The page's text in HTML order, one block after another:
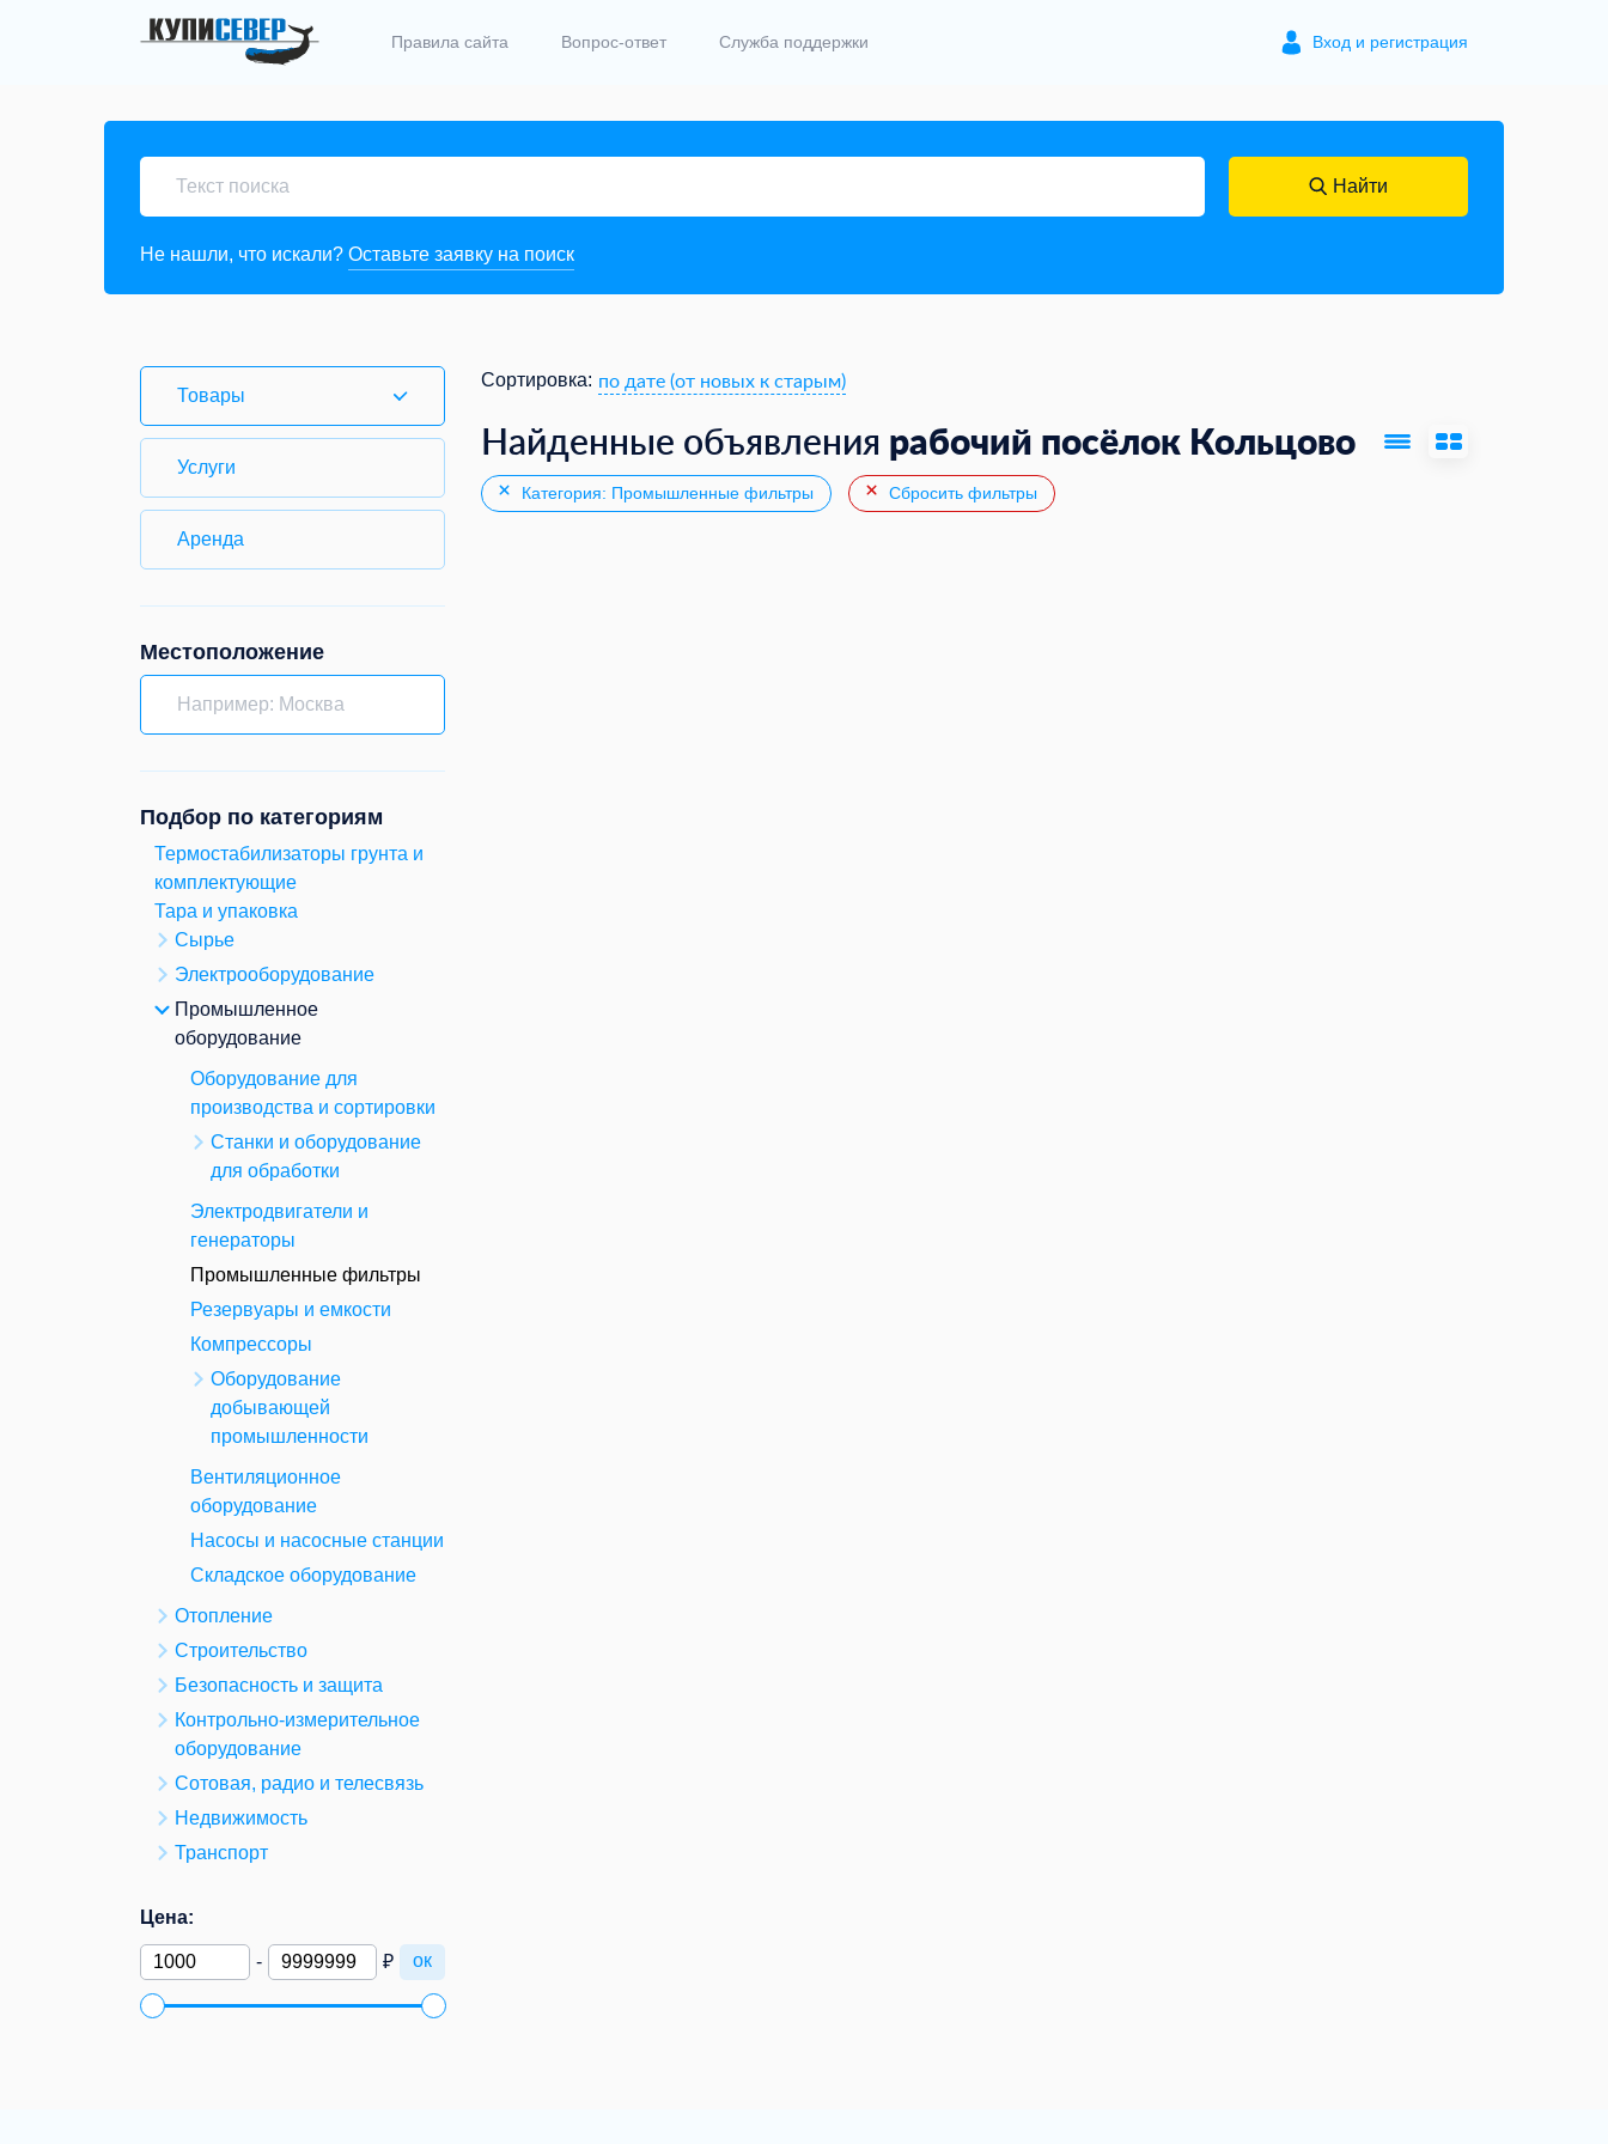
Правила сайта Вопрос-ответ Служба поддержки Вход и регистрация
Найти
Не нашли, что искали? Оставьте заявку на поиск
Товары
Услуги
Аренда
Местоположение
Подбор по категориям
Термостабилизаторы грунта и
комплектующие
Тара и упаковка
Сырье
Электрооборудование
Промышленное
оборудование
Оборудование для
производства и сортировки
Станки и оборудование
для обработки
Электродвигатели и
генераторы
Промышленные фильтры
Резервуары и емкости
Компрессоры
Оборудование
добывающей
промышленности
Вентиляционное
оборудование
Насосы и насосные станции
Складское оборудование
Отопление
Строительство
Безопасность и защита
Контрольно-измерительное
оборудование
Сотовая, радио и телесвязь
Недвижимость
Транспорт
Цена:
- ₽ ок
Сортировка: по дате (от новых к старым)
Найденные объявления рабочий посёлок Кольцово
Категория: Промышленные фильтры Сбросить фильтры